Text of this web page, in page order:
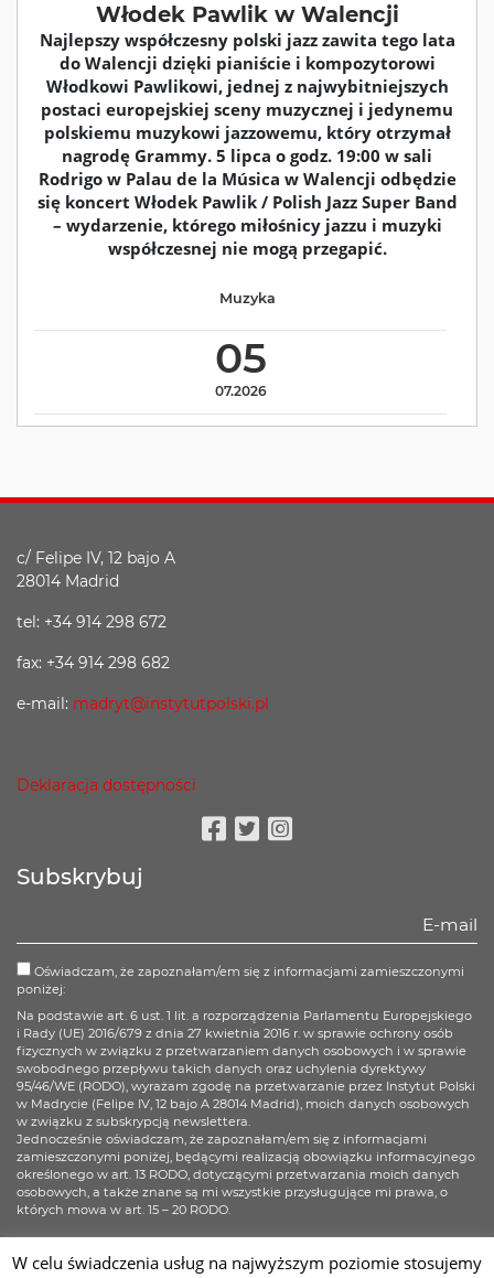
Włodek Pawlik w Walencji
Najlepszy współczesny polski jazz zawita tego lata
do Walencji dzięki pianiście i kompozytorowi
Włodkowi Pawlikowi, jednej z najwybitniejszych
postaci europejskiej sceny muzycznej i jedynemu
polskiemu muzykowi jazzowemu, który otrzymał
nagrodę Grammy. 5 lipca o godz. 19:00 w sali
Rodrigo w Palau de la Música w Walencji odbędzie
się koncert Włodek Pawlik / Polish Jazz Super Band
– wydarzenie, którego miłośnicy jazzu i muzyki
współczesnej nie mogą przegapić.
05
07.2026
Muzyka
c/ Felipe IV, 12 bajo A
28014 Madrid
tel: +34 914 298 672
fax: +34 914 298 682
e-mail: madryt@instytutpolski.pl
Deklaracja dostępności
Subskrybuj
Oświadczam, że zapoznałam/em się z informacjami zamieszczonymi
poniżej:
Na podstawie art. 6 ust. 1 lit. a rozporządzenia Parlamentu Europejskiego
i Rady (UE) 2016/679 z dnia 27 kwietnia 2016 r. w sprawie ochrony osób
fizycznych w związku z przetwarzaniem danych osobowych i w sprawie
swobodnego przepływu takich danych oraz uchylenia dyrektywy
95/46/WE (RODO), wyrażam zgodę na przetwarzanie przez Instytut Polski
w Madrycie (Felipe IV, 12 bajo A 28014 Madrid), moich danych osobowych
w związku z subskrypcją newslettera.
Jednocześnie oświadczam, że zapoznałam/em się z informacjami
zamieszczonymi poniżej, będącymi realizacją obowiązku informacyjnego
określonego w art. 13 RODO, dotyczącymi przetwarzania moich danych
osobowych, a także znane są mi wszystkie przysługujące mi prawa, o
których mowa w art. 15 – 20 RODO.
W celu świadczenia usług na najwyższym poziomie stosujemy